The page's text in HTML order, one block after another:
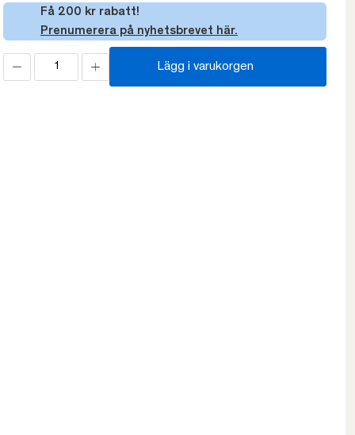
Få 200 kr rabatt!
Prenumerera på nyhetsbrevet här.
Lägg i varukorgen